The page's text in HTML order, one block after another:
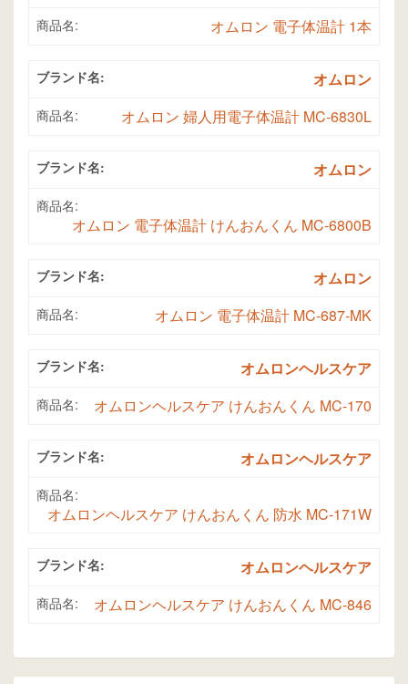
商品名: オムロン 電子体温計 1本
ブランド名: オムロン
商品名: オムロン 婦人用電子体温計 MC-6830L
ブランド名: オムロン
商品名:
オムロン 電子体温計 けんおんくん MC-6800B
ブランド名: オムロン
商品名: オムロン 電子体温計 MC-687-MK
ブランド名: オムロンヘルスケア
商品名: オムロンヘルスケア けんおんくん MC-170
ブランド名: オムロンヘルスケア
商品名:
オムロンヘルスケア けんおんくん 防水 MC-171W
ブランド名: オムロンヘルスケア
商品名: オムロンヘルスケア けんおんくん MC-846